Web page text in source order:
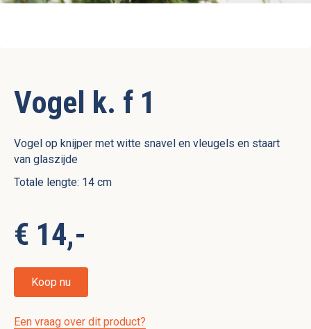
Vogel k. f 1
Vogel op knijper met witte snavel en vleugels en staart
van glaszijde
Totale lengte: 14 cm
€ 14,-
Koop nu
Een vraag over dit product?